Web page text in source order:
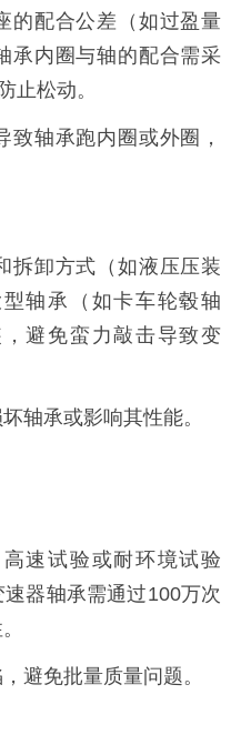
的配合公差（如过盈量
承内圈与轴的配合需采
止松动。
轴承跑内圈或外圈，
拆卸方式（如液压压装
轴承（如卡车轮毂轴
避免蛮力敲击导致变
轴承或影响其性能。
速试验或耐环境试验
速器轴承需通过100万次
避免批量质量问题。